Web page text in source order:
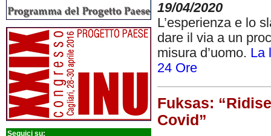
Seguici su:
19/04/2020
L’esperienza e lo
dare il via a un
misura d’uomo. La
24 Ore
Fuksas:
Covid”